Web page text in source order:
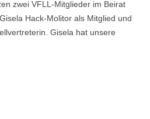
zwei VFLL-Mitglieder im Beirat
Hack-Molitor als Mitglied und
Gisela hat unsere